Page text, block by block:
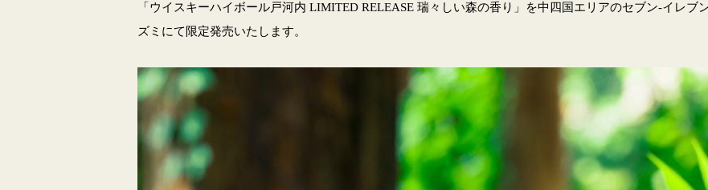
「ウイスキーハイボール戸河内 LIMITED RELEASE 瑞々しい森の香り」を中四国エリアのセブン-イレブ
ズミにて限定発売いたします。